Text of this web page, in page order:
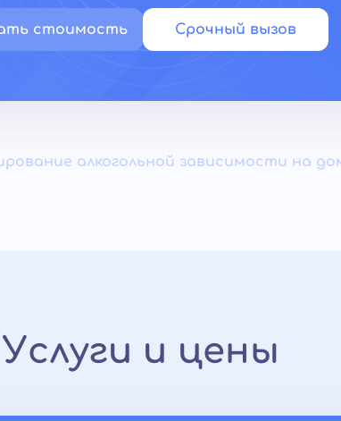
стоимость Срочный вызов
алкогольной зависимости на
Услуги и цены